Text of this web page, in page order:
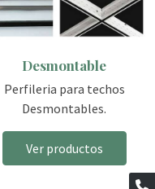
Desmontable
Perfileria para techos
Desmontables.
Ver productos